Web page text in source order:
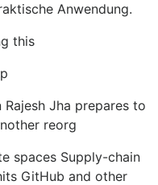
Anwendung.
this
Jha prepares to
reorg
spaces Supply-chain
GitHub and other